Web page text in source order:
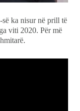
ka nisur në prill të
viti 2020. Për më